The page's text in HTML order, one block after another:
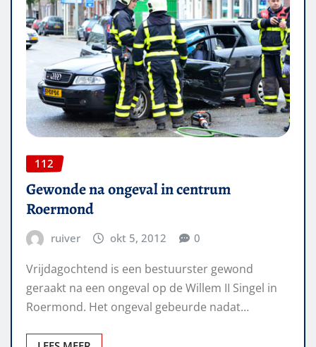
112
Gewonde na ongeval in centrum
Roermond
ruiver okt 5, 2012 0
Vrijdagochtend is een bestuurster gewond
geraakt na een ongeval op de Willem II Singel in
Roermond. Het ongeval gebeurde nadat…